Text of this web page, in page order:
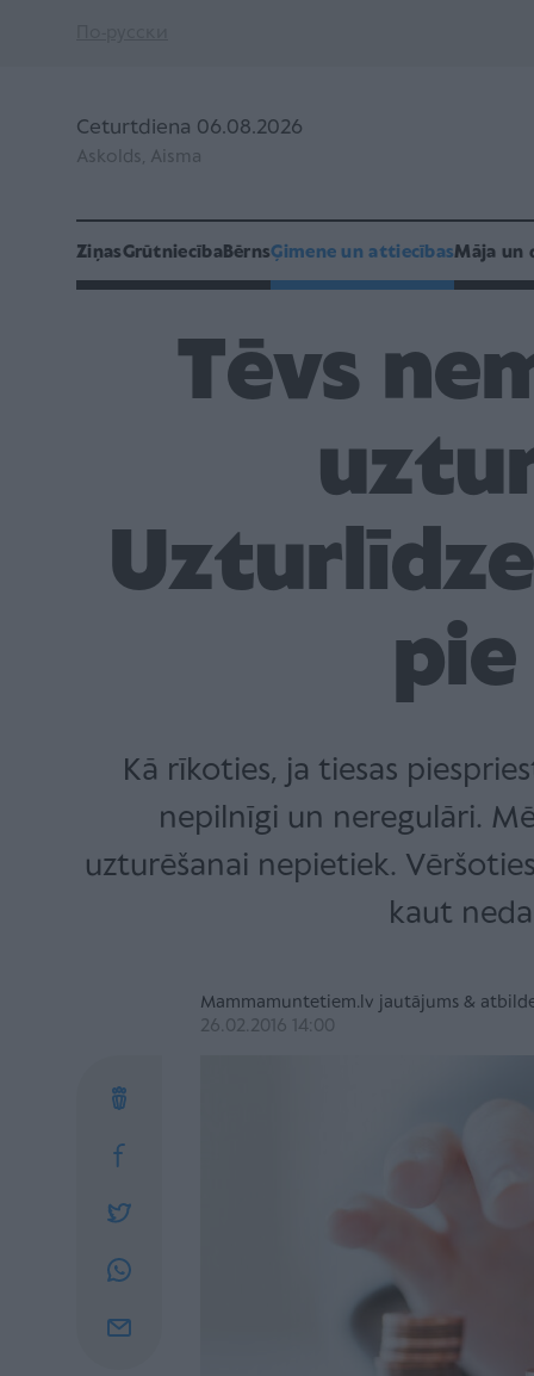
Ceturtdiena 06.08.2026
Askolds, Aisma
ZiņasGrūtniecībaBērnsĢimene un attiecībasMāja un
Tēvs
Kā rīkoties, ja tiesas
nepilnīgi un neregulāri.
uzturēšanai nepietiek.
kaut
Mammamuntetiem.lv jautājums &
26.02.2016 14:00